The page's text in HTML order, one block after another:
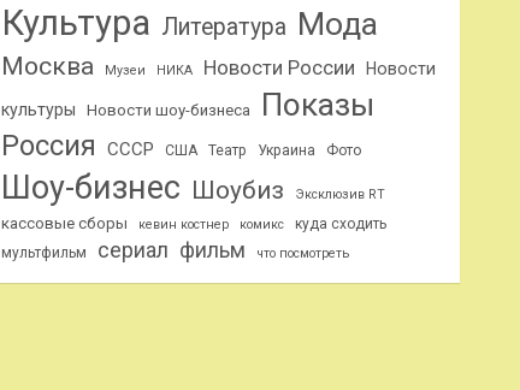
Культура Литература Мода
Москва Музеи НИКА Новости России Новости
культуры Новости шоу-бизнеса Показы
Россия СССР США Театр Украина Фото
Шоу-бизнес Шоубиз Эксклюзив RT
кассовые сборы кевин костнер комикс
куда сходить
мультфильм
сериал фильм что посмотреть